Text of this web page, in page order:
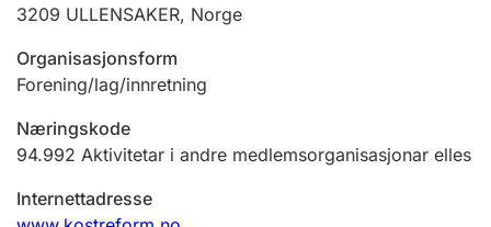
3209 ULLENSAKER, Norge
Organisasjonsform
Forening/lag/innretning
Næringskode
94.992 Aktivitetar i andre medlemsorganisasjonar elles
Internettadresse